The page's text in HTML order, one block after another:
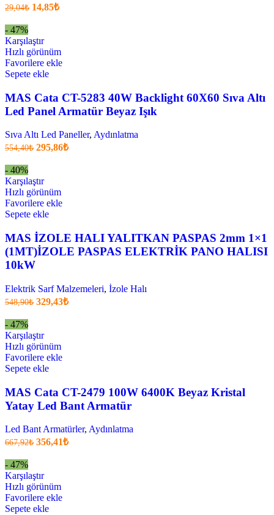
29,04₺ Orijinal
14,85₺Şu
.
- 47%
Karşılaştır
Hızlı görünüm
Favorilere ekle
Sepete ekle
MAS Cata CT-5283 40W Backlight 60X60 Sıva Altı
Led Panel Armatür Beyaz Işık
Sıva Altı Led Paneller, Aydınlatma
554,40₺ Orijinal
295,86₺Şu
- 40%
Karşılaştır
Hızlı görünüm
Favorilere ekle
Sepete ekle
MAS İZOLE HALI YALITKAN PASPAS 2mm 1×1
(1MT)İZOLE PASPAS ELEKTRİK PANO HALISI
10kW
Elektrik Sarf Malzemeleri, İzole Halı
548,90₺ Orijinal
329,43₺Şu
- 47%
Karşılaştır
Hızlı görünüm
Favorilere ekle
Sepete ekle
MAS Cata CT-2479 100W 6400K Beyaz Kristal
Yatay Led Bant Armatür
Led Bant Armatürler, Aydınlatma
667,92₺ Orijinal
356,41₺Şu
- 47%
Karşılaştır
Hızlı görünüm
Favorilere ekle
Sepete ekle